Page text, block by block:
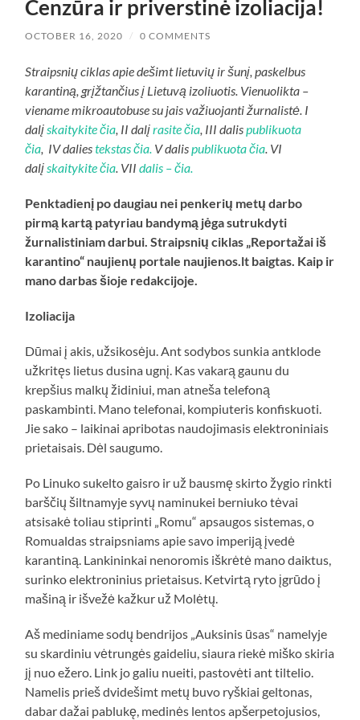
Cenzūra ir priverstinė izoliacija!
OCTOBER 16, 2020 / 0 COMMENTS
Straipsnių ciklas apie dešimt lietuvių ir šunį, paskelbus
karantiną, grįžtančius į Lietuvą izoliuotis. Vienuolikta –
viename mikroautobuse su jais važiuojanti žurnalistė. I
dalįskaitykite čia, II dalįrasite čia, III dalispublikuota
čia, IV daliestekstas čia. V dalispublikuota čia. VI
dalįskaitykite čia. VII dalis – čia.
Penktadienį po daugiau nei penkerių metų darbo
pirmą kartą patyriau bandymą jėga sutrukdyti
žurnalistiniam darbui. Straipsnių ciklas „Reportažai iš
karantino“ naujienų portale naujienos.lt baigtas. Kaip ir
mano darbas šioje redakcijoje.
Izoliacija
Dūmai į akis, užsikosėju. Ant sodybos sunkia antklode
užkritęs lietus dusina ugnį. Kas vakarą gaunu du
krepšius malkų židiniui, man atneša telefoną
paskambinti. Mano telefonai, kompiuteris konfiskuoti.
Jie sako – laikinai apribotas naudojimasis elektroniniais
prietaisais. Dėl saugumo.
Po Linuko sukelto gaisro ir už bausmę skirto žygio rinkti
barščių šiltnamyje syvų naminukei berniuko tėvai
atsisakė toliau stiprinti „Romu“ apsaugos sistemas, o
Romualdas straipsniams apie savo imperiją įvedė
karantiną. Lankininkai nenoromis iškrėtė mano daiktus,
surinko elektroninius prietaisus. Ketvirtą ryto įgrūdo į
mašiną ir išvežė kažkur už Molėtų.
Aš mediniame sodų bendrijos „Auksinis ūsas“ namelyje
su skardiniu vėtrungės gaideliu, siaura riekė miško skiria
jį nuo ežero. Link jo galiu nueiti, pastovėti ant tiltelio.
Namelis prieš dvidešimt metų buvo ryškiai geltonas,
dabar dažai pablukę, medinės lentos apšerpetojusios,